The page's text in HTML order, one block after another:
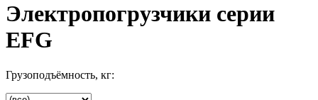
Электропогрузчики серии
EFG
Грузоподъёмность, кг: